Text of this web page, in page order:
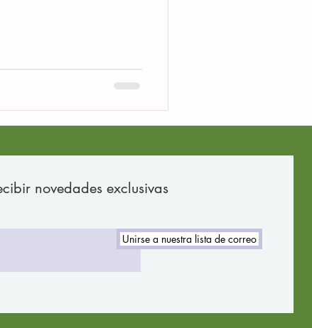
novedades exclusivas
Unirse a nuestra lista de correo